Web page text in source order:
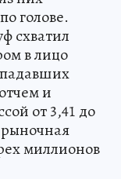
голове.
схватил
в лицо
и
от 3,41 до
миллионов